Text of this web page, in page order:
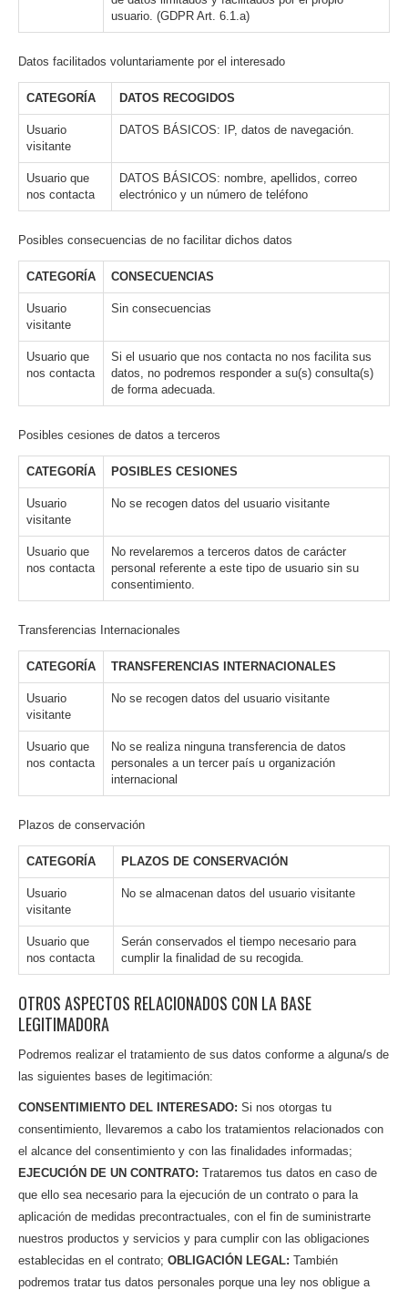
usuario. (GDPR Art. 6.1.a)
Datos facilitados voluntariamente por el interesado
CATEGORÍA DATOS RECOGIDOS
Usuario
visitante
DATOS BÁSICOS: IP, datos de navegación.
Usuario que
nos contacta
DATOS BÁSICOS: nombre, apellidos, correo
electrónico y un número de teléfono
Posibles consecuencias de no facilitar dichos datos
CATEGORÍA CONSECUENCIAS
Usuario
visitante
Sin consecuencias
Usuario que
nos contacta
Si el usuario que nos contacta no nos facilita sus
datos, no podremos responder a su(s) consulta(s)
de forma adecuada.
Posibles cesiones de datos a terceros
CATEGORÍA POSIBLES CESIONES
Usuario
visitante
No se recogen datos del usuario visitante
Usuario que
nos contacta
No revelaremos a terceros datos de carácter
personal referente a este tipo de usuario sin su
consentimiento.
Transferencias Internacionales
CATEGORÍA TRANSFERENCIAS INTERNACIONALES
Usuario
visitante
No se recogen datos del usuario visitante
Usuario que
nos contacta
No se realiza ninguna transferencia de datos
personales a un tercer país u organización
internacional
Plazos de conservación
CATEGORÍA PLAZOS DE CONSERVACIÓN
Usuario
visitante
No se almacenan datos del usuario visitante
Usuario que
nos contacta
Serán conservados el tiempo necesario para
cumplir la finalidad de su recogida.
OTROS ASPECTOS RELACIONADOS CON LA BASE
LEGITIMADORA
Podremos realizar el tratamiento de sus datos conforme a alguna/s de
las siguientes bases de legitimación:
CONSENTIMIENTO DEL INTERESADO: Si nos otorgas tu
consentimiento, llevaremos a cabo los tratamientos relacionados con
el alcance del consentimiento y con las finalidades informadas;
EJECUCIÓN DE UN CONTRATO: Trataremos tus datos en caso de
que ello sea necesario para la ejecución de un contrato o para la
aplicación de medidas precontractuales, con el fin de suministrarte
nuestros productos y servicios y para cumplir con las obligaciones
establecidas en el contrato; OBLIGACIÓN LEGAL: También
podremos tratar tus datos personales porque una ley nos obligue a